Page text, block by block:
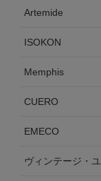
Artemide
ISOKON
Memphis
CUERO
EMECO
ヴィンテージ・